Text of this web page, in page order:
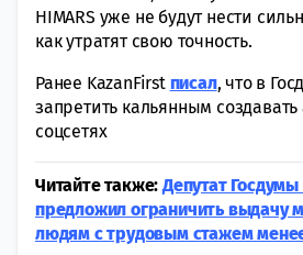
HIMARS уже не будут нести
как утратят свою точность.
Ранее KazanFirst писал, что в
запретить кальянным создавать
соцсетях
Читайте также:Депутат
предложил ограничить выдачу
людям с трудовым стажем